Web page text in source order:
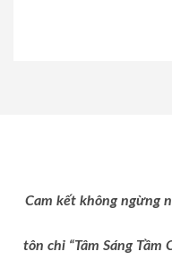
Cam kết không ngừng
tôn chỉ “Tâm Sáng Tầm